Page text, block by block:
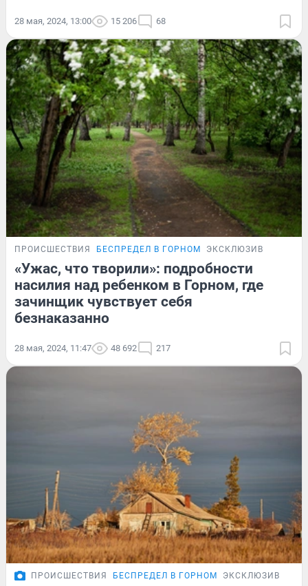
28 мая, 2024, 13:00 15 206 68
ПРОИСШЕСТВИЯ БЕСПРЕДЕЛ В ГОРНОМ ЭКСКЛЮЗИВ
«Ужас, что творили»: подробности
насилия над ребенком в Горном, где
зачинщик чувствует себя
безнаказанно
28 мая, 2024, 11:47 48 692 217
ПРОИСШЕСТВИЯ БЕСПРЕДЕЛ В ГОРНОМ ЭКСКЛЮЗИВ